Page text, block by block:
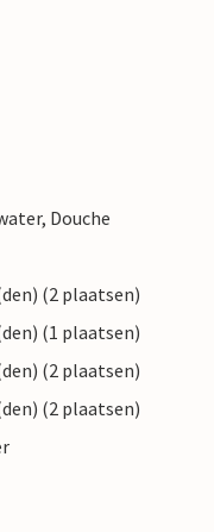
Douche
(2 plaatsen)
(1 plaatsen)
(2 plaatsen)
(2 plaatsen)